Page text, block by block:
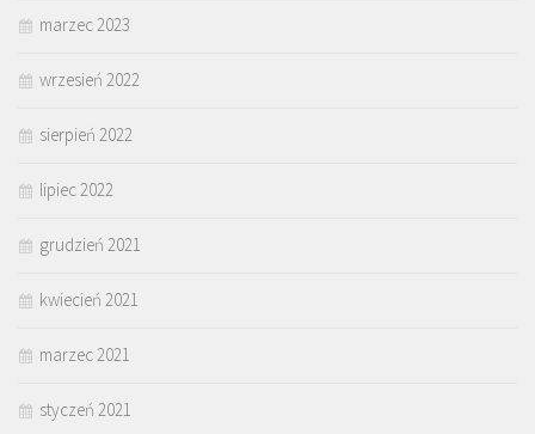
marzec 2023
wrzesień 2022
sierpień 2022
lipiec 2022
grudzień 2021
kwiecień 2021
marzec 2021
styczeń 2021